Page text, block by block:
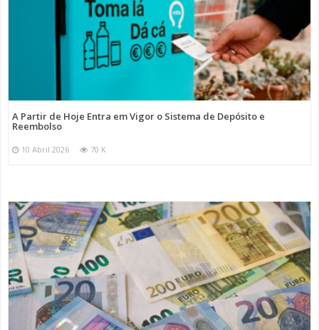
A Partir de Hoje Entra em Vigor o Sistema de Depósito e
Reembolso
10 Abril 2026 70 K